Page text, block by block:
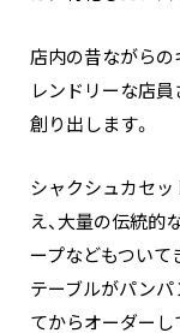
店内の昔ながらの
レンドリーな店
創り出します。
シャクシュカセッ
え、大量の伝統的
ープなどもついて
テーブルがパン
てからオーダーし